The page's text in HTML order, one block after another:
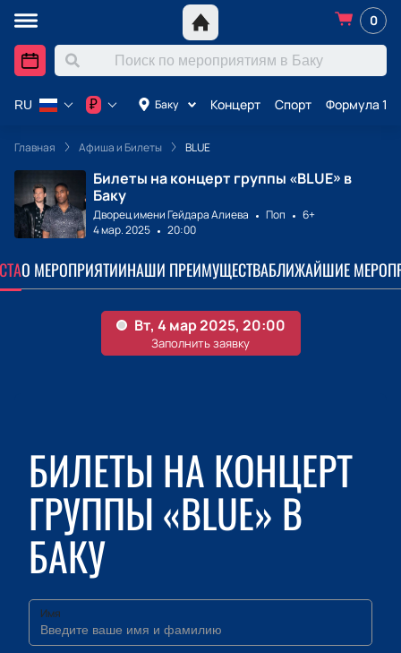
0
Баку Концерт Спорт Формула 1
RU ₽
Главная Афиша и Билеты BLUE
Билеты на концерт группы «BLUE» в
Баку
Дворец имени Гейдара Алиева Поп
6+
4 мар. 2025
20:00
О МЕРОПРИЯТИИНАШИ ПРЕИМУЩЕСТВАБЛИЖАЙШИЕ
БИЛЕТЫ НА КОНЦЕРТ
ГРУППЫ «BLUE» В
БАКУ
Имя